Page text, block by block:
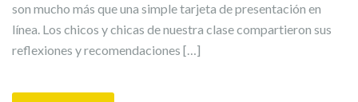
son mucho más que una simple tarjeta de presentación en
línea. Los chicos y chicas de nuestra clase compartieron sus
reflexiones y recomendaciones […]